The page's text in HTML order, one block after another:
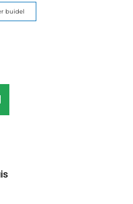
buidel